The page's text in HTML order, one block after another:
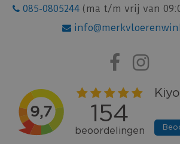
085-0805244 (ma t/m vrij van